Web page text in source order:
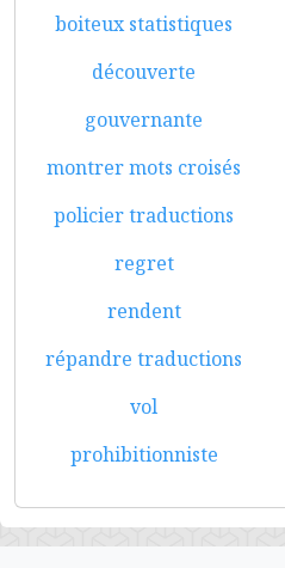
boiteux statistiques
découverte
gouvernante
montrer mots croisés
policier traductions
regret
rendent
répandre traductions
vol
prohibitionniste